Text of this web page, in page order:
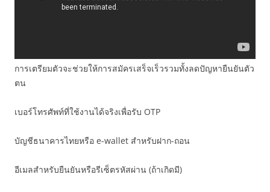
การเตรียมตัวจะช่วยให้การสมัครเสร็จเร็วรวมทั้งลดปัญหายืนยันตัว
ตน
เบอร์โทรศัพท์ที่ใช้งานได้จริงเพื่อรับ OTP
บัญชีธนาคารไทยหรือ e-wallet สำหรับฝาก-ถอน
อีเมลสำหรับยืนยันหรือรีเซ็ตรหัสผ่าน (ถ้าเกิดมี)